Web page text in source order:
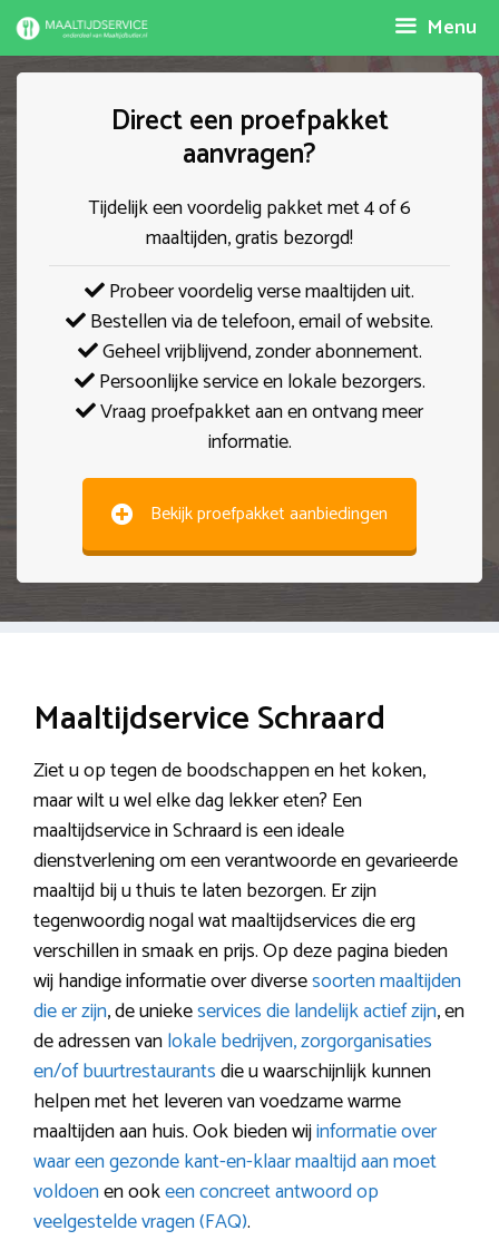
Spring
naar
inhoud
Menu
Direct een proefpakket
aanvragen?
Tijdelijk een voordelig pakket met 4 of 6
maaltijden, gratis bezorgd!
Probeer voordelig verse maaltijden uit.
Bestellen via de telefoon, email of website.
Geheel vrijblijvend, zonder abonnement.
Persoonlijke service en lokale bezorgers.
Vraag proefpakket aan en ontvang meer
informatie.
Bekijk proefpakket aanbiedingen
Maaltijdservice Schraard
Ziet u op tegen de boodschappen en het koken,
maar wilt u wel elke dag lekker eten? Een
maaltijdservice in Schraard is een ideale
dienstverlening om een verantwoorde en gevarieerde
maaltijd bij u thuis te laten bezorgen. Er zijn
tegenwoordig nogal wat maaltijdservices die erg
verschillen in smaak en prijs. Op deze pagina bieden
wij handige informatie over diversesoorten maaltijden
die er zijn, de uniekeservices die landelijk actief zijn, en
de adressen vanlokale bedrijven, zorgorganisaties
en/of buurtrestaurantsdie u waarschijnlijk kunnen
helpen met het leveren van voedzame warme
maaltijden aan huis. Ook bieden wijinformatie over
waar een gezonde kant-en-klaar maaltijd aan moet
voldoenen ookeen concreet antwoord op
veelgestelde vragen (FAQ).